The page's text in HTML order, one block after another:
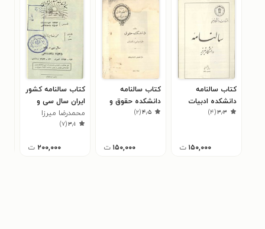
کتاب سالنامه
دانشکده ادبیات
تبریز سال ۱۳۳۰
۳٫۳(۴)
۱۵۰,۰۰۰ ت
کتاب سالنامه
دانشکده حقوق و
علوم سیاسی و
۴٫۵(۲)
۱۵۰,۰۰۰ ت
کتاب سالنامه کشور
ایران سال سی و
یکم ۲۵۳۵
محمد‌رضا میرزا
زمانی
۳٫۱(۷)
۲۰۰,۰۰۰ ت